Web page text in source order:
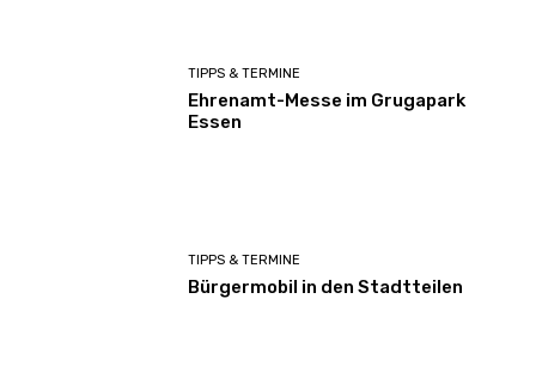
TIPPS & TERMINE
Ehrenamt-Messe im Grugapark
Essen
TIPPS & TERMINE
Bürgermobil in den Stadtteilen